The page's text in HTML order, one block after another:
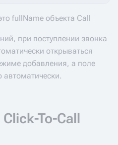
fullName объекта Call
при поступлении звонка
открываться
добавления, а поле
автоматически.
To-Call